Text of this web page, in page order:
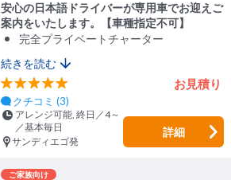
安心の日本語ドライバーが専用車でお迎えご
案内をいたします。【車種指定不可】
完全プライベートチャーター
続きを読む
クチコミ (3)
お見積り
アレンジ可能, 終日／4～
／基本毎日
サンディエゴ発
詳細
ご家族向け